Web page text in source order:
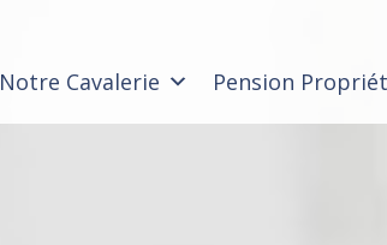
Notre Cavalerie Pension